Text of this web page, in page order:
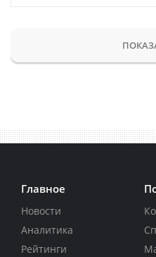
Главное
Новости
Аналитика
Рейтинги